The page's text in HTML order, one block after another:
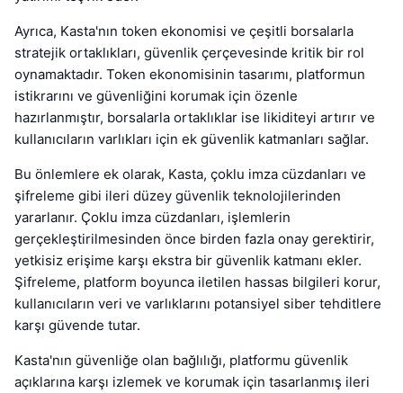
Ayrıca, Kasta'nın token ekonomisi ve çeşitli borsalarla
stratejik ortaklıkları, güvenlik çerçevesinde kritik bir rol
oynamaktadır. Token ekonomisinin tasarımı, platformun
istikrarını ve güvenliğini korumak için özenle
hazırlanmıştır, borsalarla ortaklıklar ise likiditeyi artırır ve
kullanıcıların varlıkları için ek güvenlik katmanları sağlar.
Bu önlemlere ek olarak, Kasta, çoklu imza cüzdanları ve
şifreleme gibi ileri düzey güvenlik teknolojilerinden
yararlanır. Çoklu imza cüzdanları, işlemlerin
gerçekleştirilmesinden önce birden fazla onay gerektirir,
yetkisiz erişime karşı ekstra bir güvenlik katmanı ekler.
Şifreleme, platform boyunca iletilen hassas bilgileri korur,
kullanıcıların veri ve varlıklarını potansiyel siber tehditlere
karşı güvende tutar.
Kasta'nın güvenliğe olan bağlılığı, platformu güvenlik
açıklarına karşı izlemek ve korumak için tasarlanmış ileri